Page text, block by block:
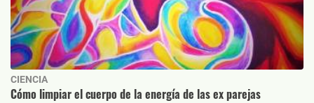
CIENCIA
Cómo limpiar el cuerpo de la energía de las ex parejas